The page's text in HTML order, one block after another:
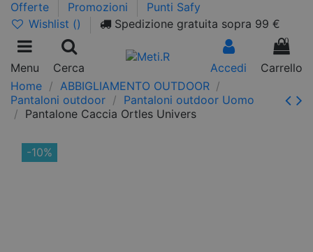
Offerte Promozioni
Punti Safy
Wishlist () Spedizione gratuita sopra 99 €
Menu Cerca Accedi
0
Carrello
Home
ABBIGLIAMENTO OUTDOOR
Pantaloni outdoor
Pantaloni outdoor Uomo
Pantalone Caccia Ortles Univers
-10%